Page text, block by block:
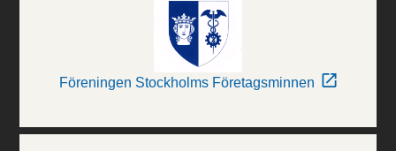
Föreningen Stockholms Företagsminnen